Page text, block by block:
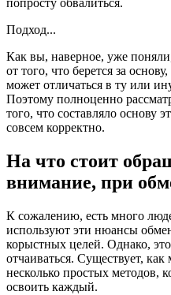
попросту обвалиться.
Подход...
Как вы, наверное, уже
от того, что берется за
может отличаться в ту или
Поэтому полноценно
того, что составляло основу
совсем корректно.
На что стоит
внимание, при
К сожалению, есть много
используют эти нюансы
корыстных целей. Однако,
отчаиваться. Существует,
несколько простых методов,
освоить каждый.